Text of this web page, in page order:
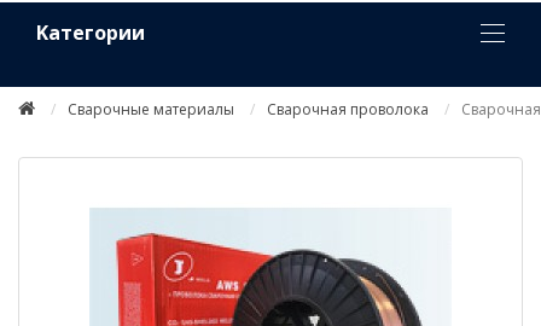
Kатегории
Сварочные материалы Сварочная проволока Сварочная